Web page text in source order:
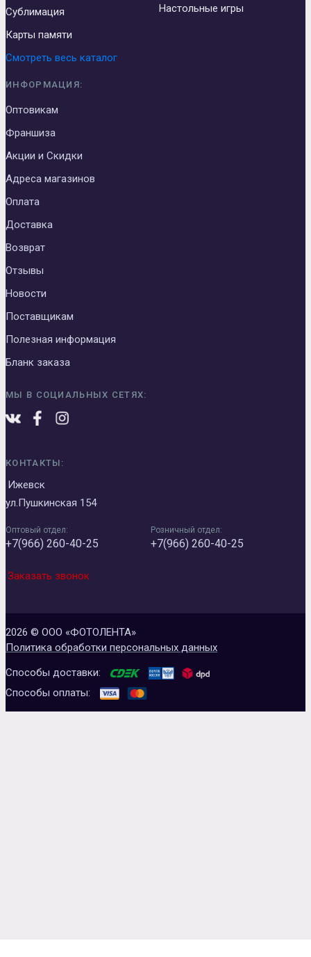
Сублимация
Карты памяти
Настольные игры
Смотреть весь каталог
ИНФОРМАЦИЯ:
Оптовикам
Франшиза
Акции и Скидки
Адреса магазинов
Оплата
Доставка
Возврат
Отзывы
Новости
Поставщикам
Полезная информация
Бланк заказа
МЫ В СОЦИАЛЬНЫХ СЕТЯХ:
КОНТАКТЫ:
Ижевск
ул.Пушкинская 154
Оптовый отдел:
+7(966) 260-40-25
Розничный отдел:
+7(966) 260-40-25
Заказать звонок
2026 © ООО «ФОТОЛЕНТА»
Политика обработки персональных данных
Способы доставки:
Способы оплаты: